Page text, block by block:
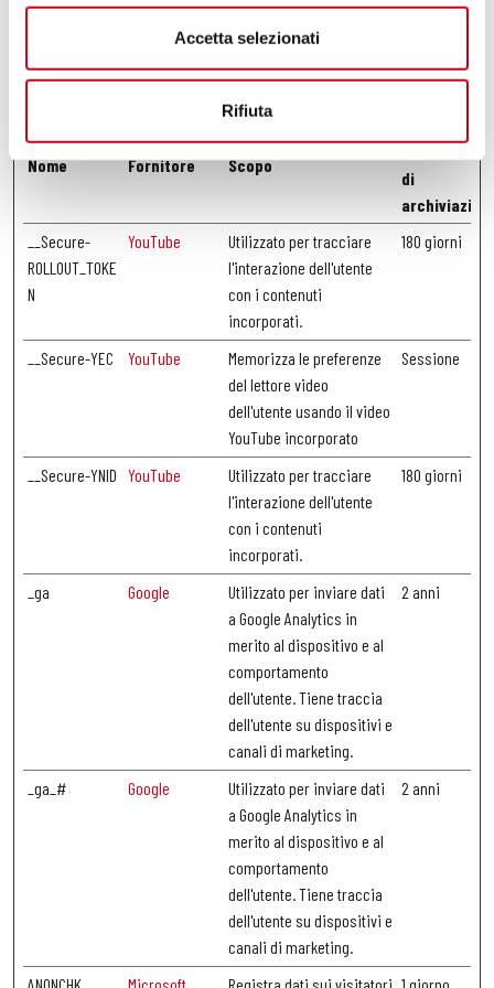
Accetta selezionati
Rifiuta
rilevanti e coinvolgenti per il singolo utente e quindi di maggior valore
per editori e inserzionisti di terze parti.
Nome Fornitore Scopo
di
__Secure-
ROLLOUT_TOKE
N
YouTube
Utilizzato per tracciare
l'interazione dell'utente
con i contenuti
incorporati.
180 giorni
__Secure-YEC YouTube
Memorizza le preferenze
del lettore video
dell'utente usando il video
YouTube incorporato
Sessione
__Secure-YNID YouTube
Utilizzato per tracciare
l'interazione dell'utente
con i contenuti
incorporati.
180 giorni
_ga Google
Utilizzato per inviare dati
a Google Analytics in
merito al dispositivo e al
comportamento
dell'utente. Tiene traccia
dell'utente su dispositivi e
canali di marketing.
2 anni
_ga_# Google
Utilizzato per inviare dati
a Google Analytics in
merito al dispositivo e al
comportamento
dell'utente. Tiene traccia
dell'utente su dispositivi e
canali di marketing.
2 anni